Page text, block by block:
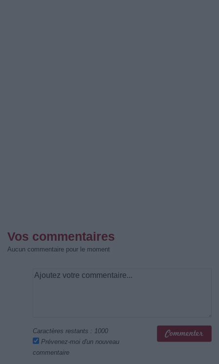
Vos commentaires
Aucun commentaire pour le moment
Caractères restants : 1000
Prévenez-moi d'un nouveau
commentaire